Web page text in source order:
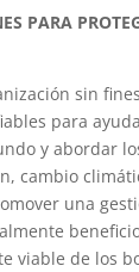
PARA
sin
para
y abordar
cambio
una
viable de los